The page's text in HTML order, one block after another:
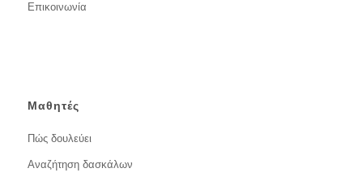
Επικοινωνία
Μαθητές
Πώς δουλεύει
Αναζήτηση δασκάλων